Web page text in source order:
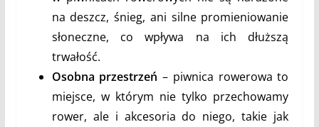
na deszcz, śnieg, ani silne promieniowanie
słoneczne, co wpływa na ich dłuższą
trwałość.
Osobna przestrzeń – piwnica rowerowa to
miejsce, w którym nie tylko przechowamy
rower, ale i akcesoria do niego, takie jak